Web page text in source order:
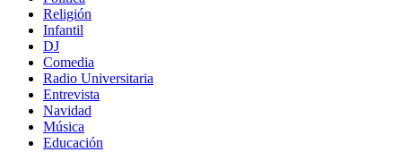
Religión
Infantil
DJ
Comedia
Radio Universitaria
Entrevista
Navidad
Música
Educación